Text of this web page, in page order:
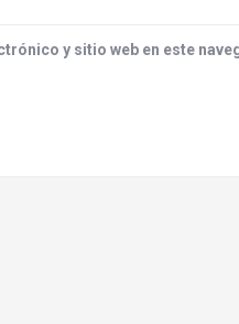
y sitio web en este